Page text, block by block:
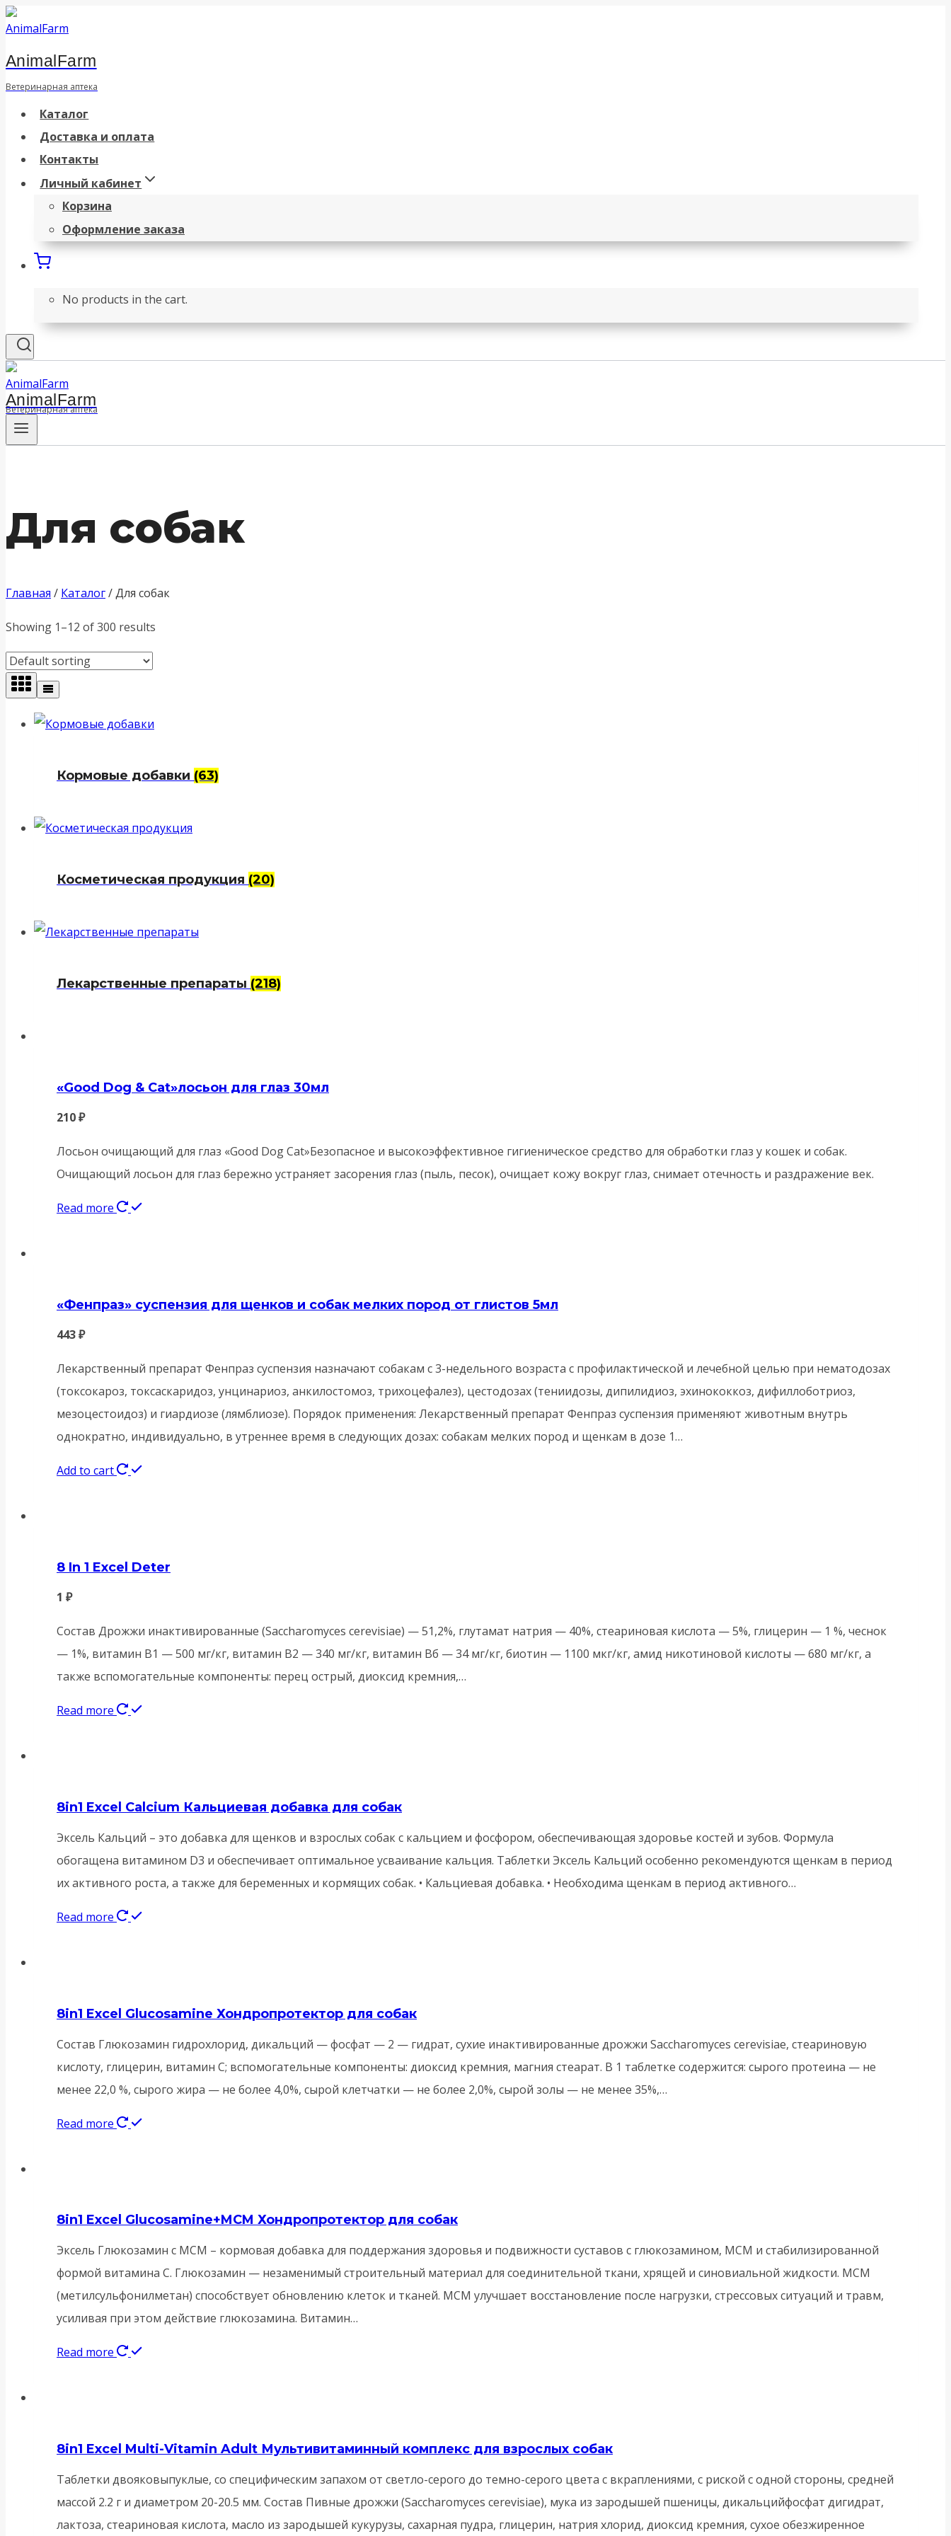
Перейти
к
содержанию
AnimalFarm
Ветеринарная аптека
Каталог
Доставка и оплата
Контакты
Личный кабинет
Корзина
Оформление заказа
No products in the cart.
AnimalFarm
Ветеринарная аптека
Для собак
Главная / Каталог/Для собак
Showing 1–12 of 300 results
Кормовые добавки (63)
Косметическая продукция (20)
Лекарственные препараты (218)
«Good Dog & Cat»лосьон для глаз 30мл
210₽
Лосьон очищающий для глаз «Good Dog Cat»Безопасное и высокоэффективное гигиеническое средство для обработки глаз у кошек и собак.
Очищающий лосьон для глаз бережно устраняет засорения глаз (пыль, песок), очищает кожу вокруг глаз, снимает отечность и раздражение век.
Read more
«Фенпраз» суспензия для щенков и собак мелких пород от глистов 5мл
443₽
Лекарственный препарат Фенпраз суспензия назначают собакам с 3-недельного возраста с профилактической и лечебной целью при нематодозах
(токсокароз, токсаскаридоз, унцинариоз, анкилостомоз, трихоцефалез), цестодозах (тениидозы, дипилидиоз, эхинококкоз, дифиллоботриоз,
мезоцестоидоз) и гиардиозе (лямблиозе). Порядок применения: Лекарственный препарат Фенпраз суспензия применяют животным внутрь
однократно, индивидуально, в утреннее время в следующих дозах: собакам мелких пород и щенкам в дозе 1…
Add to cart
8 In 1 Excel Deter
1 ₽
Состав Дрожжи инактивированные (Saccharomyces cerevisiae) — 51,2%, глутамат натрия — 40%, стеариновая кислота — 5%, глицерин — 1 %, чеснок
— 1%, витамин В1 — 500 мг/кг, витамин В2 — 340 мг/кг, витамин Вб — 34 мг/кг, биотин — 1100 мкг/кг, амид никотиновой кислоты — 680 мг/кг, а
также вспомогательные компоненты: перец острый, диоксид кремния,…
Read more
8in1 Excel Calcium Кальциевая добавка для собак
Эксель Кальций – это добавка для щенков и взрослых собак с кальцием и фосфором, обеспечивающая здоровье костей и зубов. Формула
обогащена витамином D3 и обеспечивает оптимальное усваивание кальция. Таблетки Эксель Кальций особенно рекомендуются щенкам в период
их активного роста, а также для беременных и кормящих собак. • Кальциевая добавка. • Необходима щенкам в период активного…
Read more
8in1 Excel Glucosamine Хондропротектор для собак
Состав Глюкозамин гидрохлорид, дикальций — фосфат — 2 — гидрат, сухие инактивированные дрожжи Saccharomyces cerevisiae, стеариновую
кислоту, глицерин, витамин С; вспомогательные компоненты: диоксид кремния, магния стеарат. В 1 таблетке содержится: сырого протеина — не
менее 22,0 %, сырого жира — не более 4,0%, сырой клетчатки — не более 2,0%, сырой золы — не менее 35%,…
Read more
8in1 Excel Glucosamine+MCM Хондропротектор для собак
Эксель Глюкозамин с МСМ – кормовая добавка для поддержания здоровья и подвижности суставов с глюкозамином, МСМ и стабилизированной
формой витамина С. Глюкозамин — незаменимый строительный материал для соединительной ткани, хрящей и синовиальной жидкости. МСМ
(метилсульфонилметан) способствует обновлению клеток и тканей. МСМ улучшает восстановление после нагрузки, стрессовых ситуаций и травм,
усиливая при этом действие глюкозамина. Витамин…
Read more
8in1 Excel Multi-Vitamin Adult Мультивитаминный комплекс для взрослых собак
Таблетки двояковыпуклые, со специфическим запахом от светло-серого до темно-серого цвета с вкраплениями, с риской с одной стороны, средней
массой 2.2 г и диаметром 20-20.5 мм. Состав Пивные дрожжи (Saccharomyces cerevisiae), мука из зародышей пшеницы, дикальцийфосфат дигидрат,
лактоза, стеариновая кислота, масло из зародышей кукурузы, сахарная пудра, глицерин, натрия хлорид, диоксид кремния, сухое обезжиренное